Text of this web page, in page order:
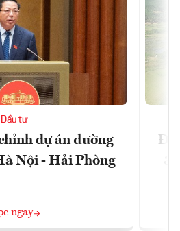
Đầu tư
dự án đường
Nội - Hải Phòng
ngay